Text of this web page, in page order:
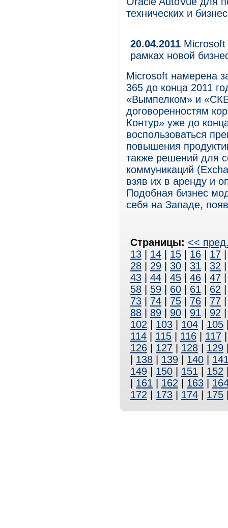
технических и
20.04.2011 Microsoft
рамках новой
Microsoft намерена
365 до конца 2011
«Вымпелком» и
договоренностям
Контур» уже до
воспользоваться
повышения
также решений для
коммуникаций
взяв их в аренду и
Подобная бизнес
себя на Западе,
Страницы: <<
13
14 15 16 17
28
29 30 31 32
43
44 45 46 47
58
59 60 61 62
73
74 75 76 77
88
89 90 91 92
102
103 104 105
114
115 116 117
126
127 128 129
138 139 140
149
150 151 152
161 162 163
172
173 174 175